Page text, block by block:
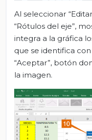
Al seleccionar
“Rótulos del eje”,
integra a la gráfica
que se identifica
“Aceptar”, botón
la imagen.